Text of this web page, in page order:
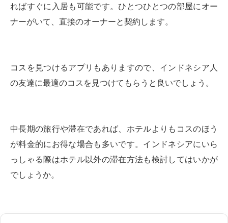
ればすぐに入居も可能です。ひとつひとつの部屋にオー
ナーがいて、直接のオーナーと契約します。
コスを見つけるアプリもありますので、インドネシア人
の友達に最適のコスを見つけてもらうと良いでしょう。
中長期の旅行や滞在であれば、ホテルよりもコスのほう
が料金的にお得な場合も多いです。インドネシアにいら
っしゃる際はホテル以外の滞在方法も検討してはいかが
でしょうか。